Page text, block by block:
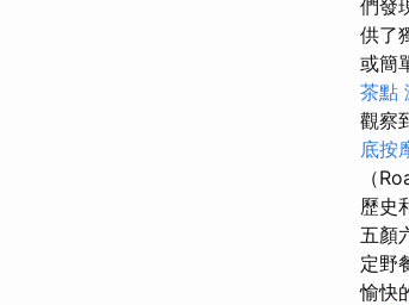
們發
供了
或簡
茶點
觀察
底按
（
歷史
五顏
定野
愉快